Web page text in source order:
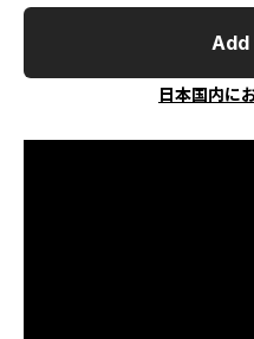
日本国内に